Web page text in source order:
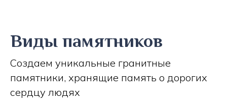
Виды памятников
Создаем уникальные гранитные
памятники, хранящие память о дорогих
сердцу людях